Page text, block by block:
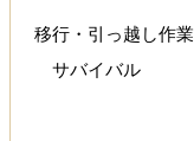
移行・引っ越し作業
サバイバル